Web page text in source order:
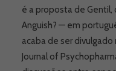
é a proposta de Gentil,
Anguish? — em
acaba de ser
Journal of